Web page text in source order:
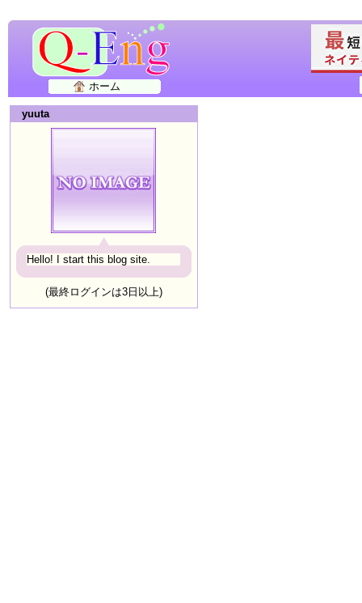
ホーム
yuuta
Hello! I start this blog site.
(最終ログインは3日以上)